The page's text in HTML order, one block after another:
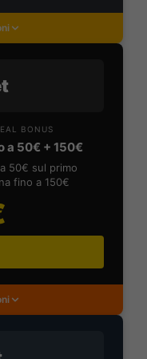
BONUS
a 50€ + 150€
50€ sul primo
fino a 150€